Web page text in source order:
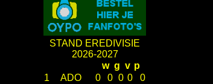
STAND EREDIVISIE
2026-2027
w g v p
1
ADO 0 0 0 0
0